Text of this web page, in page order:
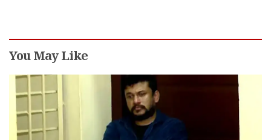
You May Like